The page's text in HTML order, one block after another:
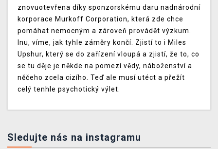
znovuotevřena díky sponzorskému daru nadnárodní
korporace Murkoff Corporation, která zde chce
pomáhat nemocným a zároveň provádět výzkum.
Inu, víme, jak tyhle záměry končí. Zjistí to i Miles
Upshur, který se do zařízení vloupá a zjistí, že to, co
se tu děje je někde na pomezí vědy, náboženství a
něčeho zcela cizího. Teď ale musí utéct a přežít
celý tenhle psychotický výlet.
Sledujte nás na instagramu